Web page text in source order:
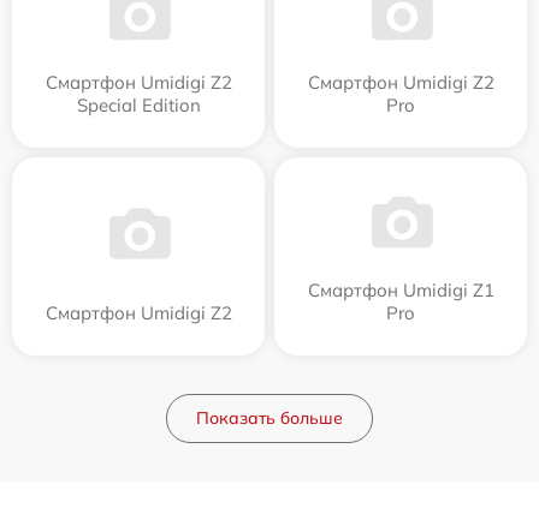
Смартфон Umidigi Z2
Special Edition
Смартфон Umidigi Z2
Pro
Смартфон Umidigi Z2
Смартфон Umidigi Z1
Pro
Показать больше